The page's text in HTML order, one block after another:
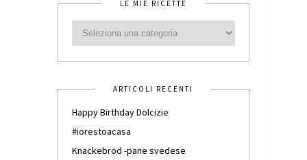
LE MIE RICETTE
ARTICOLI RECENTI
Happy Birthday Dolcizie
#iorestoacasa
Knackebrod -pane svedese